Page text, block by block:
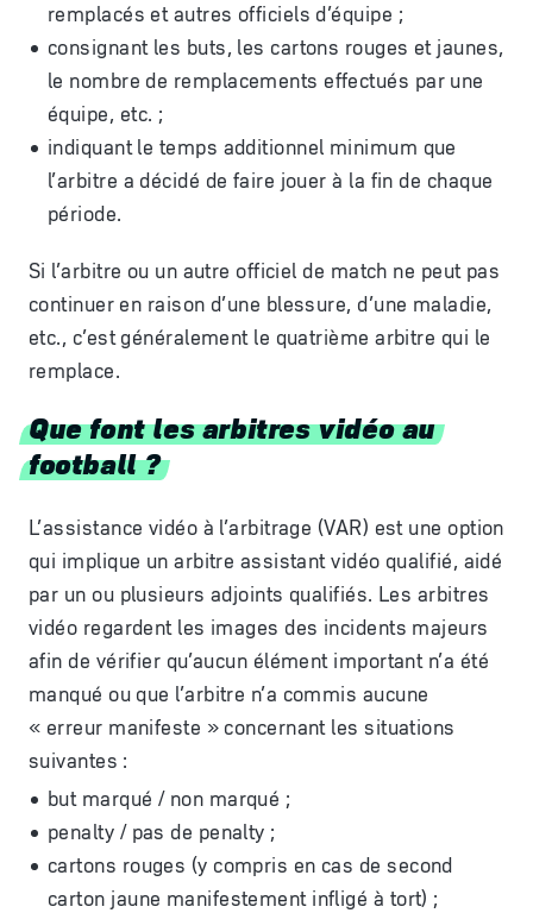
remplacés et autres officiels d’équipe ;
consignant les buts, les cartons rouges et jaunes,
le nombre de remplacements effectués par une
équipe, etc. ;
indiquant le temps additionnel minimum que
l’arbitre a décidé de faire jouer à la fin de chaque
période.
Si l’arbitre ou un autre officiel de match ne peut pas
continuer en raison d’une blessure, d’une maladie,
etc., c’est généralement le quatrième arbitre qui le
remplace.
Que font les arbitres vidéo au
football ?
L’assistance vidéo à l’arbitrage (VAR) est une option
qui implique un arbitre assistant vidéo qualifié, aidé
par un ou plusieurs adjoints qualifiés. Les arbitres
vidéo regardent les images des incidents majeurs
afin de vérifier qu’aucun élément important n’a été
manqué ou que l’arbitre n’a commis aucune
« erreur manifeste » concernant les situations
suivantes :
but marqué / non marqué ;
penalty / pas de penalty ;
cartons rouges (y compris en cas de second
carton jaune manifestement infligé à tort) ;